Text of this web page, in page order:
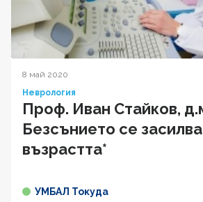
8 май 2020
Неврология
Проф. Иван Cтaйкoв,
Безсънието се
възрастта*
УМБАЛ Токуда